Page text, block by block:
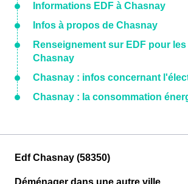
Informations EDF à Chasnay
Infos à propos de Chasnay
Renseignement sur EDF pour
Chasnay
Chasnay : infos concernant
Chasnay : la consommation
Edf Chasnay (58350)
Déménager dans une autre ville